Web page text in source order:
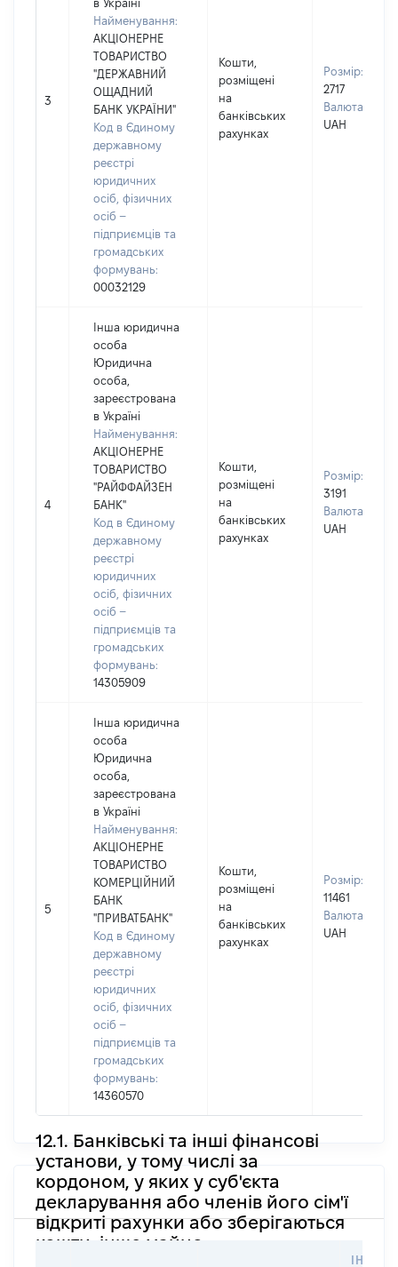
3
в Україні
Найменування:
АКЦІОНЕРНЕ
ТОВАРИСТВО
"ДЕРЖАВНИЙ
ОЩАДНИЙ
БАНК УКРАЇНИ"
Код в Єдиному
державному
реєстрі
юридичних
осіб, фізичних
осіб –
підприємців та
громадських
формувань:
00032129
Кошти,
розміщені
на
банківських
рахунках
Розмір:
2717
Валюта:
UAH
4
Інша юридична
особа
Юридична
особа,
зареєстрована
в Україні
Найменування:
АКЦІОНЕРНЕ
ТОВАРИСТВО
"РАЙФФАЙЗЕН
БАНК"
Код в Єдиному
державному
реєстрі
юридичних
осіб, фізичних
осіб –
підприємців та
громадських
формувань:
14305909
Кошти,
розміщені
на
банківських
рахунках
Розмір:
3191
Валюта:
UAH
5
Інша юридична
особа
Юридична
особа,
зареєстрована
в Україні
Найменування:
АКЦІОНЕРНЕ
ТОВАРИСТВО
КОМЕРЦІЙНИЙ
БАНК
"ПРИВАТБАНК"
Код в Єдиному
державному
реєстрі
юридичних
осіб, фізичних
осіб –
підприємців та
громадських
формувань:
14360570
Кошти,
розміщені
на
банківських
рахунках
Розмір:
11461
Валюта:
UAH
12.1. Банківські та інші фінансові
установи, у тому числі за
кордоном, у яких у суб'єкта
декларування або членів його сім'ї
відкриті рахунки або зберігаються
кошти, інше майно